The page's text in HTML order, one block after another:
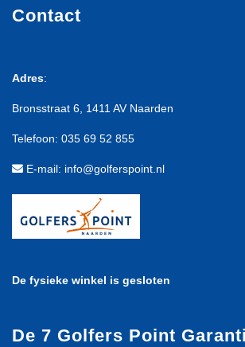
Contact
Adres:
Bronsstraat 6, 1411 AV Naarden
Telefoon: 035 69 52 855
E-mail: info@golferspoint.nl
De fysieke winkel is gesloten
De 7 Golfers Point